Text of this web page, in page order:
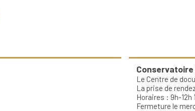
Le Centre de
La prise de
Horaires : 9h-12h
Fermeture le